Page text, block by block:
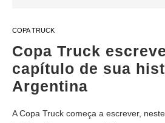
COPA TRUCK
Copa Truck
capítulo de sua
Argentina
A Copa Truck começa a escrever,